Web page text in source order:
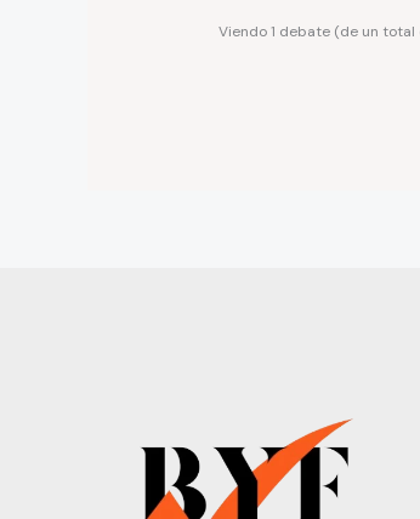
Viendo 1 debate (de un total